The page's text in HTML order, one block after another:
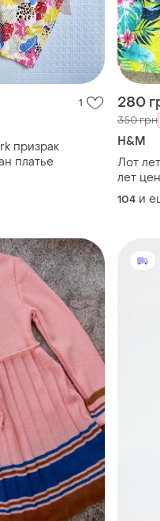
1
призрак
платье
280
350 грн
H&M
Лот
лет
104 и